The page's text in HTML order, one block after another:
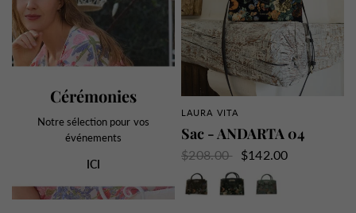
Cérémonies
Notre sélection pour vos
événements
ICI
APERÇU RAPIDE
LAURA VITA
Sac - ANDARTA 04
$208.00
$142.00
Noir